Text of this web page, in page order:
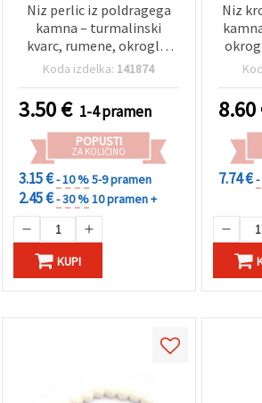
Niz perlic iz poldragega
kamna – turmalinski
kvarc, rumene, okrogle,
10 mm, ~35 kosov
Koda izdelka: 141874
3.50€ 1-4 pramen
POPUSTI
ZA KOLIČINO
3.15 €- 10 %5-9 pramen
2.45 €- 30 %10 pramen +
KUPI
Niz
8.60
7.74 €-